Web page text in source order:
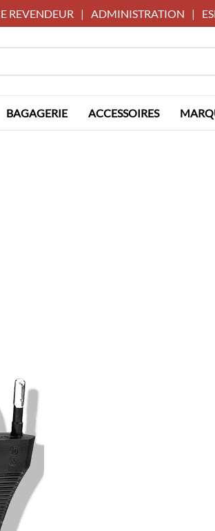
REVENDEUR | ADMINISTRATION |
BAGAGERIE ACCESSOIRES